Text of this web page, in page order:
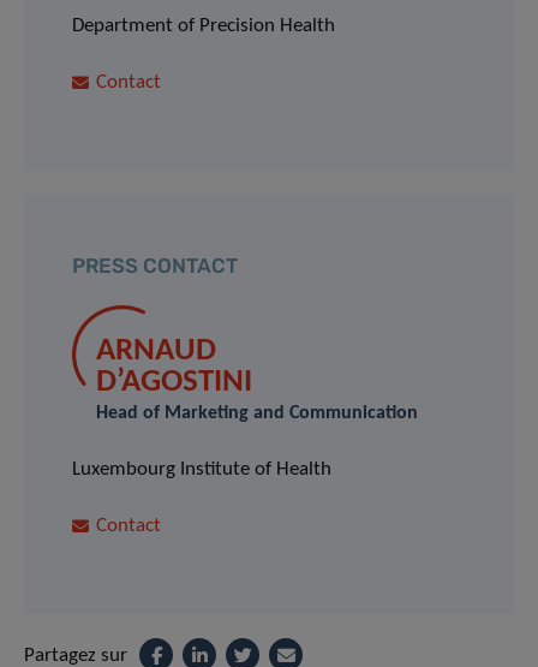
Department of Precision Health
Contact
PRESS CONTACT
ARNAUD
D’AGOSTINI
Head of Marketing and Communication
Luxembourg Institute of Health
Contact
Partagez sur